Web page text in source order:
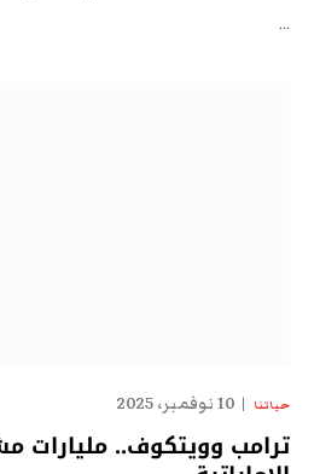
…
حياتنا 10 نوفمبر، 2025
ترامب وويتكوف.. مليارات